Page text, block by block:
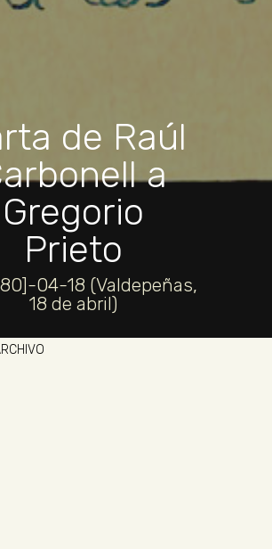
de Raúl
a
Gregorio
Prieto
04-18 (Valdepeñas,
18 de abril)